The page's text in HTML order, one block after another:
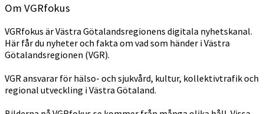
Om VGRfokus
VGRfokus är Västra Götalandsregionens digitala nyhetskanal.
Här får du nyheter och fakta om vad som händer i Västra
Götalandsregionen (VGR).
VGR ansvarar för hälso- och sjukvård, kultur, kollektivtrafik och
regional utveckling i Västra Götaland.